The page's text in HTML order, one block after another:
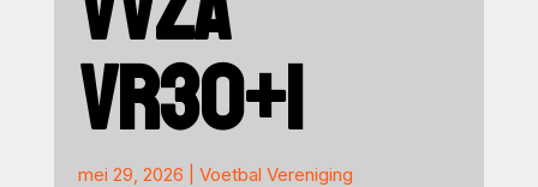
VR30+1
mei 29, 2026
Voetbal Vereniging